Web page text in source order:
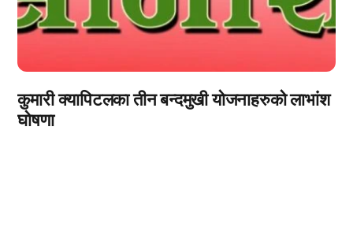
कुमारी क्यापिटलका तीन बन्दमुखी योजनाहरुको लाभांश
घोषणा